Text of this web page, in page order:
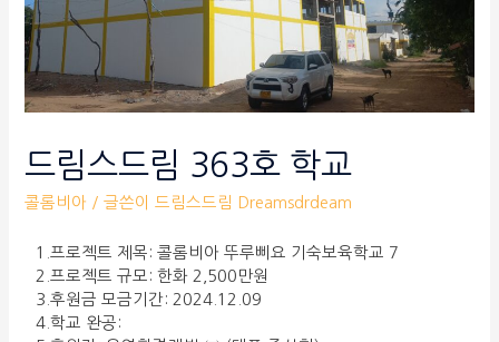
드림스드림 363호 학교
콜롬비아 / 글쓴이 드림스드림 Dreamsdrdeam
1.프로젝트 제목: 콜롬비아 뚜루삐요 기숙보육학교 7
2.프로젝트 규모: 한화 2,500만원
3.후원금 모금기간: 2024.12.09
4.학교 완공: